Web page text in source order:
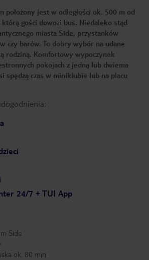
położony jest w odległości ok. 500 m od
którą gości dowozi bus. Niedaleko stąd
miasta Side, przystanków
czy barów. To dobry wybór na udane
rodziną. Komfortowy wypoczynek
pokojach z jedną lub dwiema
spędzą czas w miniklubie lub na placu
24/7 + TUI App
Side
ok. 80 min